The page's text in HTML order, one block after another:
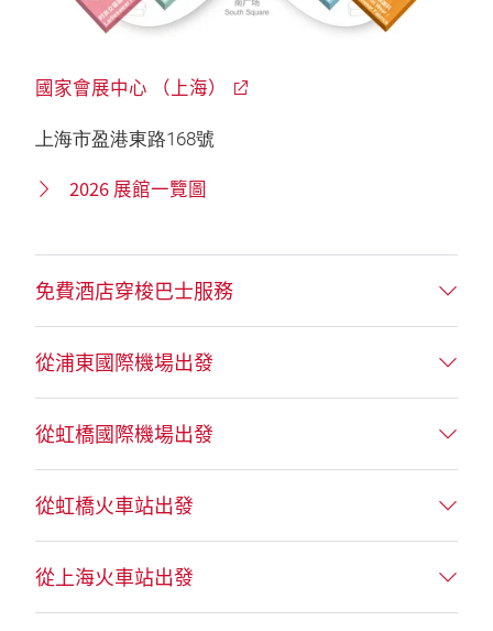
國家會展中心 （上海）
上海市盈港東路168號
2026 展館一覽圖
免費酒店穿梭巴士服務
從浦東國際機場出發
從虹橋國際機場出發
從虹橋火車站出發
從上海火車站出發